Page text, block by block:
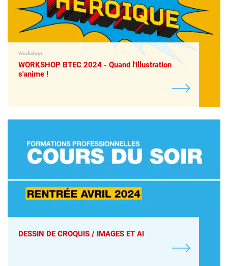
Workshop
WORKSHOP BTEC 2024 - Quand l'illustration
s'anime !
DESSIN DE CROQUIS / IMAGES ET AI